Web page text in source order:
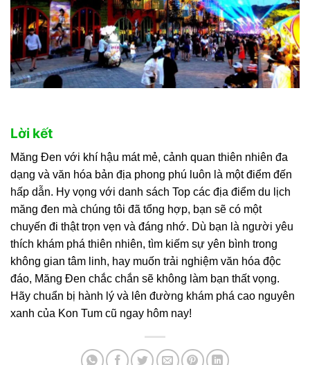
Lời kết
Măng Đen với khí hậu mát mẻ, cảnh quan thiên nhiên đa
dạng và văn hóa bản địa phong phú luôn là một điểm đến
hấp dẫn. Hy vọng với danh sách Top các địa điểm du lịch
măng đen mà chúng tôi đã tổng hợp, bạn sẽ có một
chuyến đi thật trọn vẹn và đáng nhớ. Dù bạn là người yêu
thích khám phá thiên nhiên, tìm kiếm sự yên bình trong
không gian tâm linh, hay muốn trải nghiệm văn hóa độc
đáo, Măng Đen chắc chắn sẽ không làm bạn thất vọng.
Hãy chuẩn bị hành lý và lên đường khám phá cao nguyên
xanh của Kon Tum cũ ngay hôm nay!